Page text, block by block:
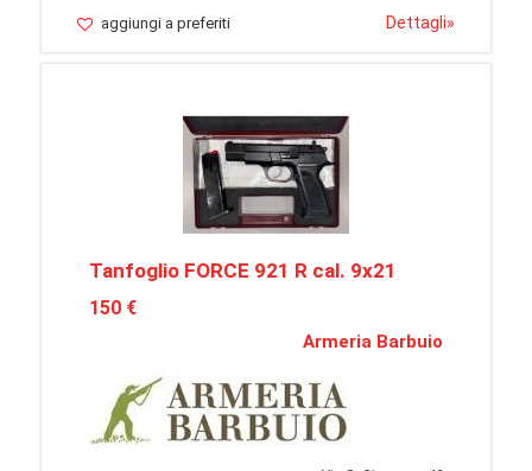
aggiungi a preferiti Dettagli»
Tanfoglio FORCE 921 R cal. 9x21
150 €
Armeria Barbuio